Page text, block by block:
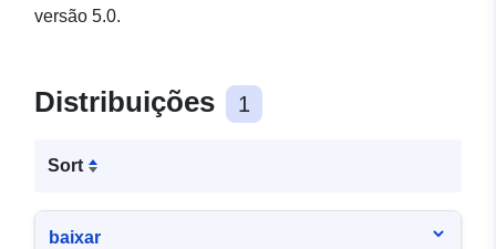
versão 5.0.
Distribuições 1
Sort
baixar